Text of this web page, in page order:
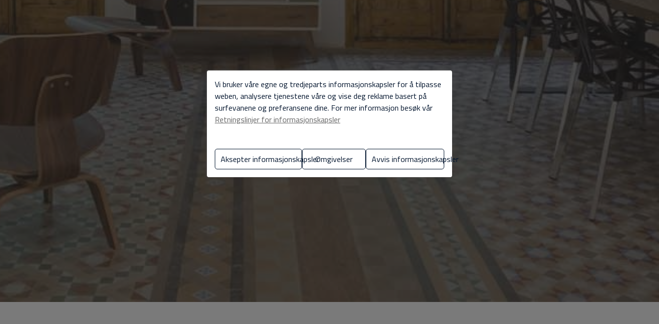
Vi bruker våre egne og tredjeparts informasjonskapsler for å tilpasse
weben, analysere tjenestene våre og vise deg reklame basert på
surfevanene og preferansene dine. For mer informasjon besøk vår
Retningslinjer for informasjonskapsler
Aksepter informasjonskapslerOmgivelser Avvis informasjonskapsler